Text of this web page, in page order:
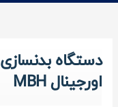
اورجینال MBH